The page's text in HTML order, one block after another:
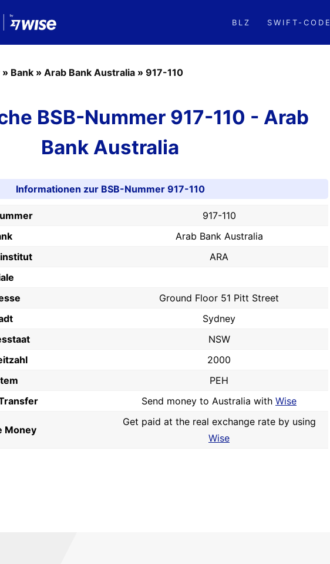
BLZ SWIFT-CODE
» Bank » Arab Bank Australia » 917-110
BSB-Nummer 917-110 - Arab
Bank Australia
Informationen zur BSB-Nummer 917-110
917-110
Arab Bank Australia
ARA
Ground Floor 51 Pitt Street
Sydney
NSW
2000
PEH
Send money to Australia with Wise
Money
Get paid at the real exchange rate by using
Wise